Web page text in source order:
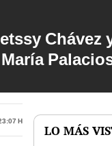
Chávez
h
LO MÁS